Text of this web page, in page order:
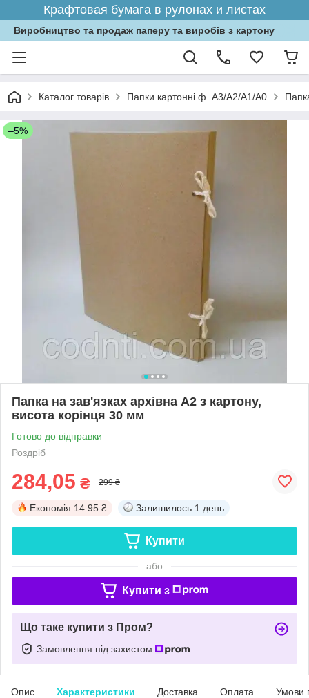
Крафтовая бумага в рулонах и листах
Виробництво та продаж паперу та виробів з картону
Каталог товарів Папки картонні ф. А3/А2/А1/А0
–5%
Папка на зав'язках архівна А2 з картону,
висота корінця 30 мм
Готово до відправки
Роздріб
284,05 ₴ 299 ₴
Економія 14.95 ₴ Залишилось 1 день
Купити
або
Купити з
Що таке купити з Пром?
Замовлення під захистом
Опис Характеристики Доставка Оплата Умови